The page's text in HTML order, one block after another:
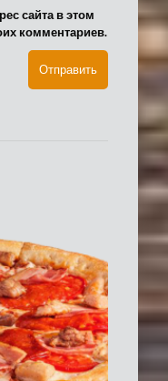
сайта в этом
комментариев.